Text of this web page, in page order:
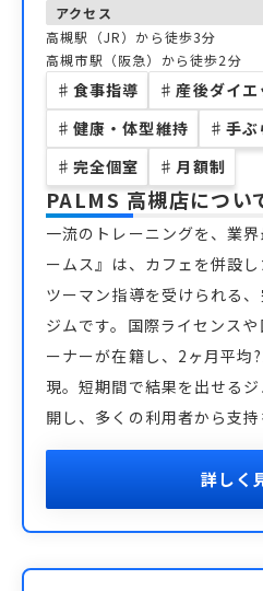
アクセス
高槻駅（JR）から徒歩3分
高槻市駅（阪急）から徒歩2分
♯ 食事指導 ♯ 産後ダイエ
♯ 健康・体型維持 ♯ 手ぶ
♯ 完全個室 ♯ 月額制
PALMS 高槻店につい
一流のトレーニングを、業
ームス』は、カフェを併設
ツーマン指導を受けられる
ジムです。国際ライセンス
ーナーが在籍し、2ヶ月平均
現。短期間で結果を出せる
開し、多くの利用者から支持
詳しく